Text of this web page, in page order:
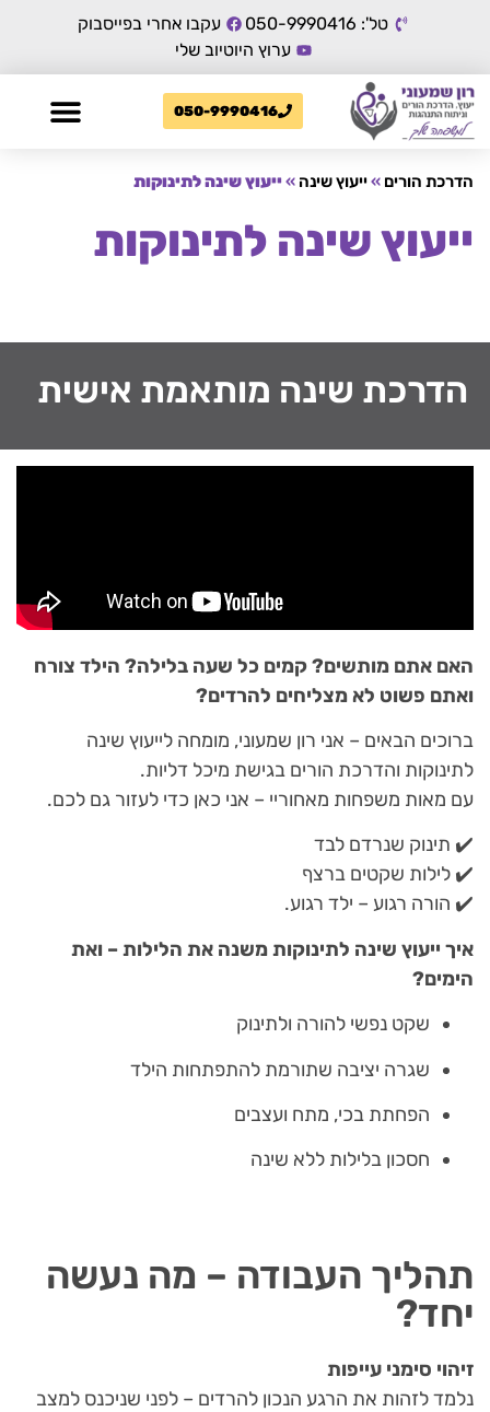
טל': 050-9990416
עקבו אחרי בפייסבוק
ערוץ היוטיוב שלי
050-9990416
הדרכת הורים »ייעוץ שינה »ייעוץ שינה לתינוקות
ייעוץ שינה לתינוקות
הדרכת שינה מותאמת אישית
האם אתם מותשים? קמים כל שעה בלילה? הילד צורח
ואתם פשוט לא מצליחים להרדים?
ברוכים הבאים – אני רון שמעוני, מומחה לייעוץ שינה
לתינוקות והדרכת הורים בגישת מיכל דליות.
עם מאות משפחות מאחוריי – אני כאן כדי לעזור גם לכם.
✔️ תינוק שנרדם לבד
✔️ לילות שקטים ברצף
✔️ הורה רגוע – ילד רגוע.
איך ייעוץ שינה לתינוקות משנה את הלילות – ואת
הימים?
שקט נפשי להורה ולתינוק
שגרה יציבה שתורמת להתפתחות הילד
הפחתת בכי, מתח ועצבים
חסכון בלילות ללא שינה
תהליך העבודה – מה נעשה
יחד?
זיהוי סימני עייפות
נלמד לזהות את הרגע הנכון להרדים – לפני שניכנס למצב